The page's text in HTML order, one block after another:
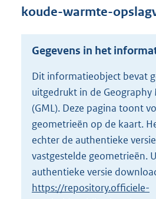
koude-warmte-
Gegevens in het
Dit informatieobject bevat
uitgedrukt in de Geography
(GML). Deze pagina toont
geometrieën op de kaart.
echter de authentieke
vastgestelde geometrieën.
authentieke versie
https://repository.officiele-